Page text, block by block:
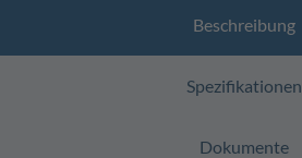
Beschreibung
Spezifikationen
Dokumente